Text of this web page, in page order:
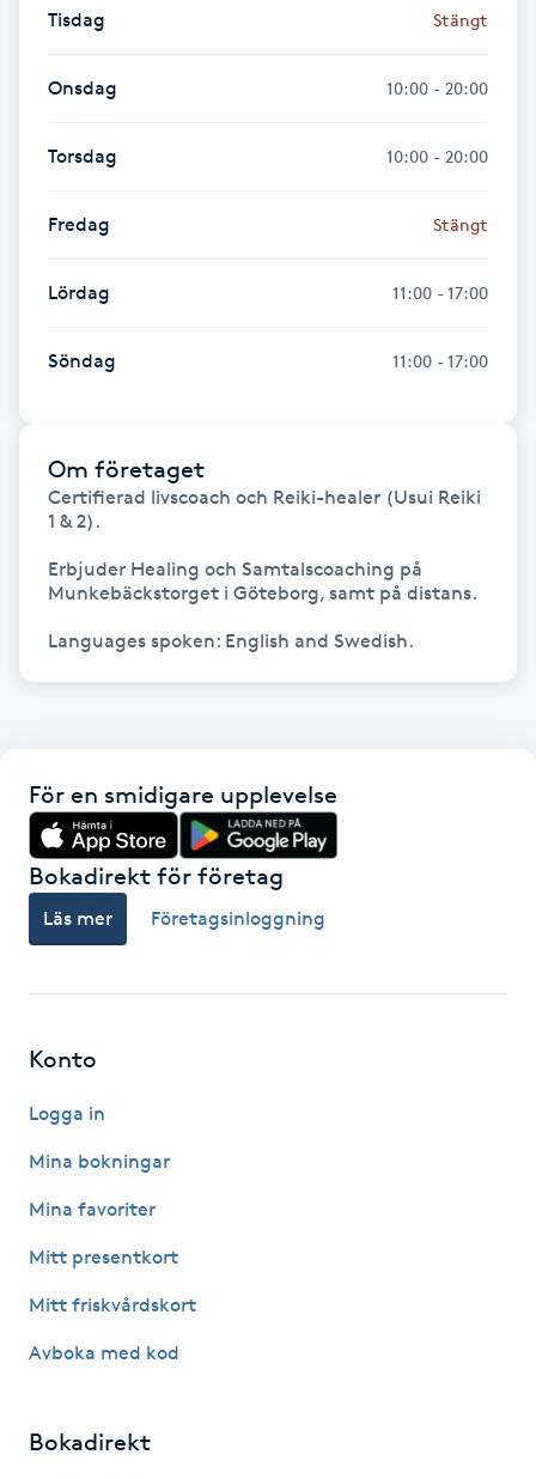
Gruppträning
Gua Sha-massage
Hatha Yoga
Headspa
Healing
HIFU
Hollywood Peel
Hot Stone Massage
Huduppstramning
Hudvård
Hyaluronsyra
Hyperhidros
Hypnos
Hårborttagning
Hårbottenbehandling
Hårförlängning
Tisdag Stängt
Onsdag 10:00 - 20:00
Torsdag 10:00 - 20:00
Fredag Stängt
Lördag 11:00 - 17:00
Söndag 11:00 - 17:00
Om företaget
Certifierad livscoach och Reiki-healer (Usui Reiki
1 & 2).
Erbjuder Healing och Samtalscoaching på
Munkebäckstorget i Göteborg, samt på distans.
För en smidigare upplevelse
Bokadirekt för företag
Läs mer Företagsinloggning
Konto
Logga in
Mina bokningar
Mina favoriter
Mitt presentkort
Mitt friskvårdskort
Avboka med kod
Bokadirekt